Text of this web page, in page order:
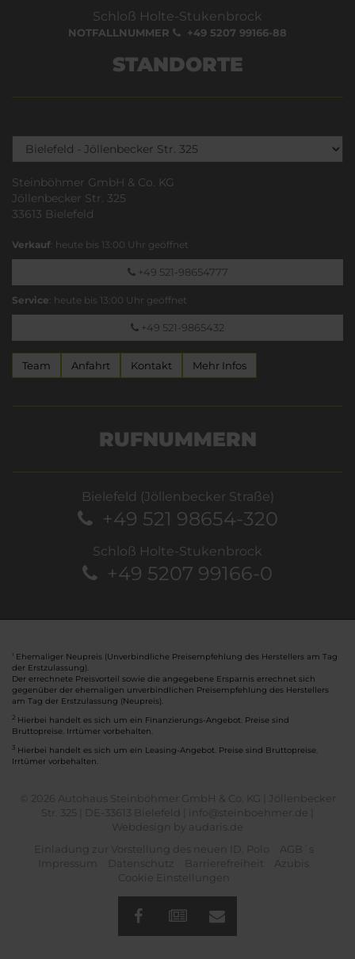
Schloß Holte-Stukenbrock
NOTFALLNUMMER +49 5207 99166-88
STANDORTE
Steinböhmer GmbH & Co. KG
Jöllenbecker Str. 325
33613 Bielefeld
Verkauf: heute bis 13:00 Uhr geöffnet
+49 521-98654777
Service: heute bis 13:00 Uhr geöffnet
+49 521-9865432
Team Anfahrt Kontakt Mehr Infos
RUFNUMMERN
Bielefeld (Jöllenbecker Straße)
+49 521 98654-320
Schloß Holte-Stukenbrock
+49 5207 99166-0
Ehemaliger Neupreis (Unverbindliche Preisempfehlung des Herstellers am Tag
der Erstzulassung).
Der errechnete Preisvorteil sowie die angegebene Ersparnis errechnet sich
gegenüber der ehemaligen unverbindlichen Preisempfehlung des Herstellers
am Tag der Erstzulassung (Neupreis).
2 Hierbei handelt es sich um ein Finanzierungs-Angebot. Preise sind
Bruttopreise. Irrtümer vorbehalten.
3 Hierbei handelt es sich um ein Leasing-Angebot. Preise sind Bruttopreise.
Irrtümer vorbehalten.
© 2026 Autohaus Steinböhmer GmbH & Co. KG | Jöllenbecker
Str. 325 | DE-33613 Bielefeld | info@steinboehmer.de |
Webdesign by audaris.de
Einladung zur Vorstellung des neuen ID. Polo
AGB´s
Impressum
Datenschutz Barrierefreiheit
Azubis
Cookie Einstellungen